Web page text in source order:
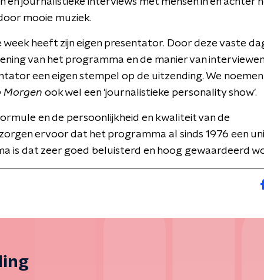
mooie muziek.
week heeft zijn eigen presentator. Door deze vaste
van het programma en de manier van
een eigen stempel op de uitzending. We noemen
Morgen ook wel een 'journalistieke personality show'.
en de persoonlijkheid en kwaliteit van de
ervoor dat het programma al sinds 1976 een
is dat zeer goed beluisterd en hoog gewaardeerd